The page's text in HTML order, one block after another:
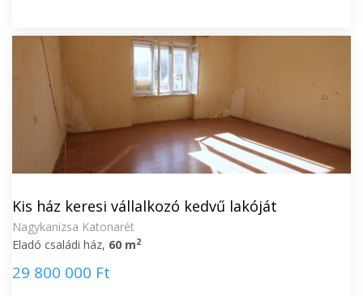
Kis ház keresi vállalkozó kedvű lakóját
Nagykanizsa Katonarét
Eladó családi ház, 60 m2
29 800 000 Ft